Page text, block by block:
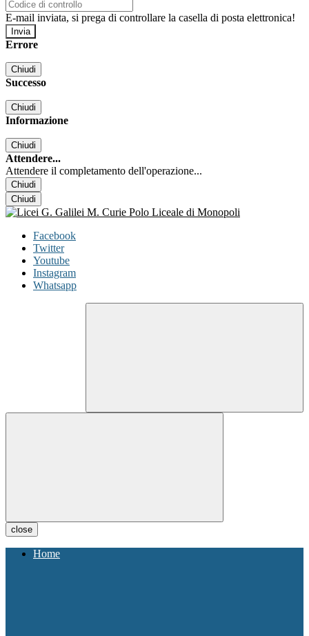
E-mail inviata, si prega di controllare la casella di posta elettronica!
Errore
Chiudi
Successo
Chiudi
Informazione
Chiudi
Attendere...
Attendere il completamento dell'operazione...
Chiudi
Chiudi
Facebook
Twitter
Youtube
Instagram
Whatsapp
close
Home